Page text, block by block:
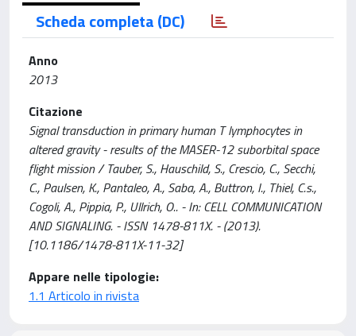
Scheda completa (DC)
Anno
2013
Citazione
Signal transduction in primary human T lymphocytes in
altered gravity - results of the MASER-12 suborbital space
flight mission / Tauber, S., Hauschild, S., Crescio, C., Secchi,
C., Paulsen, K., Pantaleo, A., Saba, A., Buttron, I., Thiel, C.s.,
Cogoli, A., Pippia, P., Ullrich, O.. - In: CELL COMMUNICATION
AND SIGNALING. - ISSN 1478-811X. - (2013).
[10.1186/1478-811X-11-32]
Appare nelle tipologie:
1.1 Articolo in rivista